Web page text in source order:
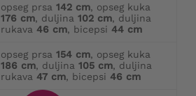
opseg prsa 142 cm, opseg kuka
176 cm, duljina 102 cm, duljina
rukava 46 cm, bicepsi 44 cm
opseg prsa 154 cm, opseg kuka
186 cm, duljina 105 cm, duljina
rukava 47 cm, bicepsi 46 cm